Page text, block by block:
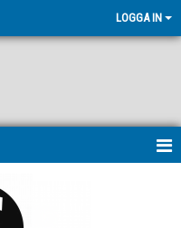
LOGGA IN